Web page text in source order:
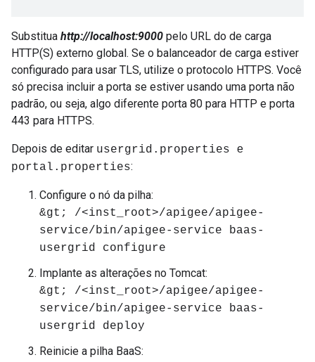
Substitua http://localhost:9000 pelo URL do de carga
HTTP(S) externo global. Se o balanceador de carga estiver
configurado para usar TLS, utilize o protocolo HTTPS. Você
só precisa incluir a porta se estiver usando uma porta não
padrão, ou seja, algo diferente porta 80 para HTTP e porta
443 para HTTPS.
Depois de editar usergrid.properties e
portal.properties:
Configure o nó da pilha:
&gt; /<inst_root>/apigee/apigee-
service/bin/apigee-service baas-
usergrid configure
Implante as alterações no Tomcat:
&gt; /<inst_root>/apigee/apigee-
service/bin/apigee-service baas-
usergrid deploy
Reinicie a pilha BaaS: